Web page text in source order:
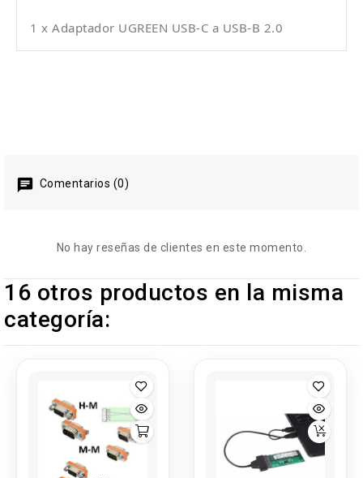
1 x Adaptador UGREEN USB-C a USB-B 2.0
Comentarios (0)
No hay reseñas de clientes en este momento.
16 otros productos en la misma
categoría: